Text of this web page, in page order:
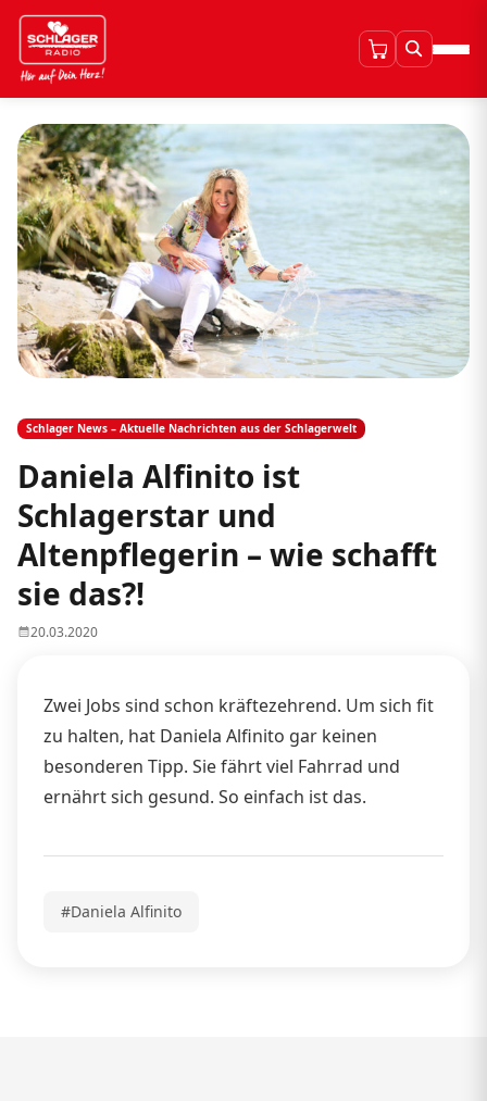
Schlager News – Aktuelle Nachrichten aus der Schlagerwelt
Daniela Alfinito ist
Schlagerstar und
Altenpflegerin – wie schafft
sie das?!
20.03.2020
Zwei Jobs sind schon kräftezehrend. Um sich fit
zu halten, hat Daniela Alfinito gar keinen
besonderen Tipp. Sie fährt viel Fahrrad und
ernährt sich gesund. So einfach ist das.
#Daniela Alfinito